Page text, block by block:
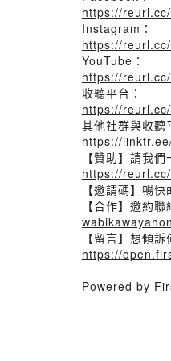
https://
Instagram：
https://
YouTube：
https://
收聽平台：
https://
其他社群與收聽
https://
【贊助】請我
https://
【邀請碼】暢
【合作】邀約聯
【留言】想傾
https://
Powered by